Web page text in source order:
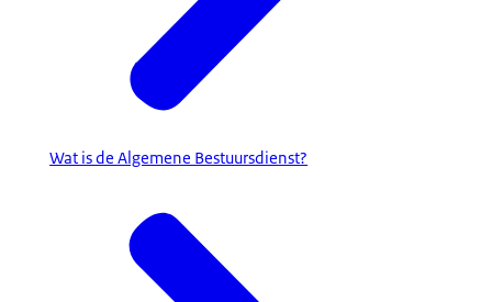
Wat is de Algemene Bestuursdienst?